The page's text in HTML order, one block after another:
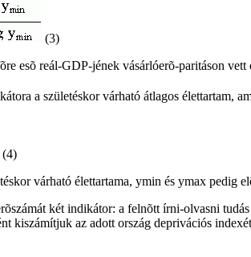
(3)
esõ reál-GDP-jének vásárlóerõ-paritáson vett
a születéskor várható átlagos élettartam,
(4)
várható élettartama, ymin és ymax pedig
két indikátor: a felnõtt írni-olvasni
kiszámítjuk az adott ország deprivációs